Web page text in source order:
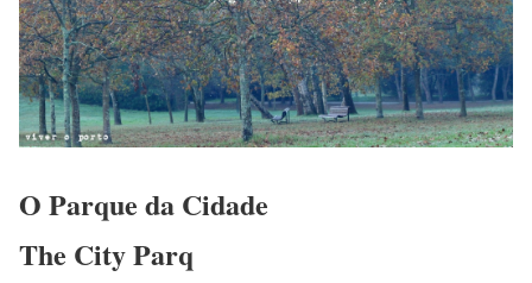
O Parque da Cidade
The City Parq